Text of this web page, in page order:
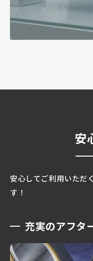
安
安心してご利用いただ
す！
充実のアフタ